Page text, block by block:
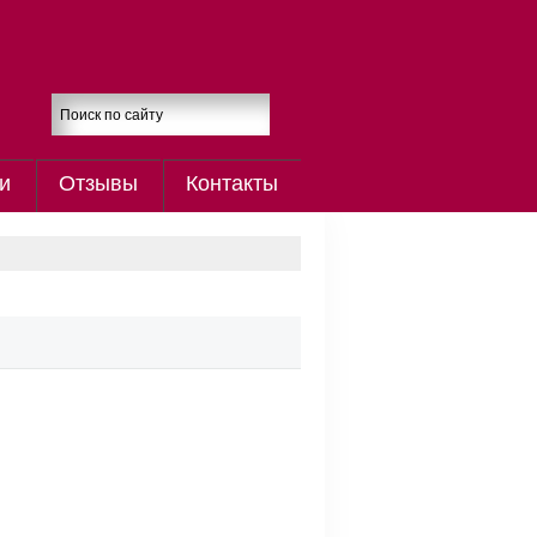
Отзывы Контакты